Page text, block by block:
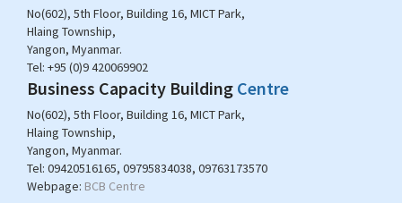
No(602), 5th Floor, Building 16, MICT Park,
Hlaing Township,
Yangon, Myanmar.
Tel: +95 (0)9 420069902
Business Capacity Building Centre
No(602), 5th Floor, Building 16, MICT Park,
Hlaing Township,
Yangon, Myanmar.
Tel: 09420516165, 09795834038, 09763173570
Webpage: BCB Centre